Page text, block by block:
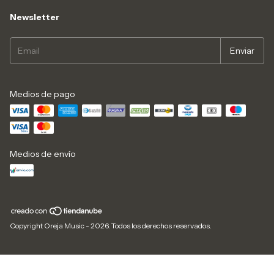
Newsletter
Medios de pago
Medios de envío
Copyright Oreja Music - 2026. Todos los derechos reservados.